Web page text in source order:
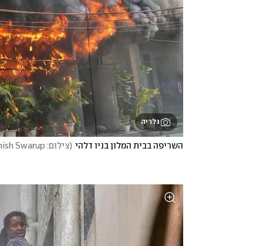
גלריה
השריפה בבית המלון בניו דלהי (צילום: AP Photo/Manish Swarup